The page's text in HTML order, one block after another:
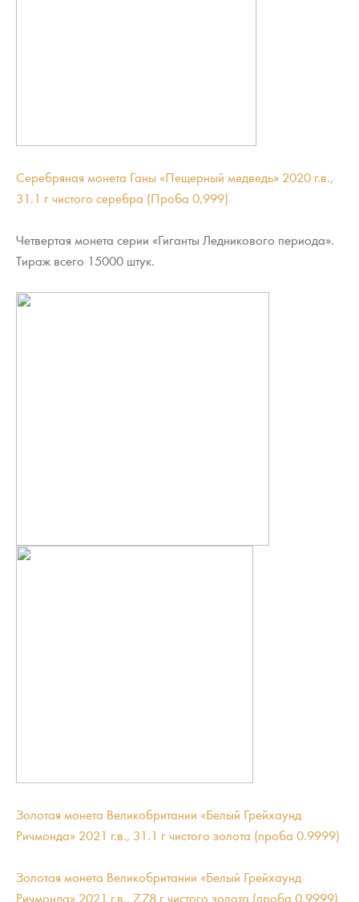
Серебряная монета Ганы «Пещерный медведь» 2020 г.в.,
31.1 г чистого серебра (Проба 0,999)
Четвертая монета серии «Гиганты Ледникового периода».
Тираж всего 15000 штук.
Золотая монета Великобритании «Белый Грейхаунд
Ричмонда» 2021 г.в., 31.1 г чистого золота (проба 0.9999)
Золотая монета Великобритании «Белый Грейхаунд
Ричмонда» 2021 г.в., 7.78 г чистого золота (проба 0.9999)